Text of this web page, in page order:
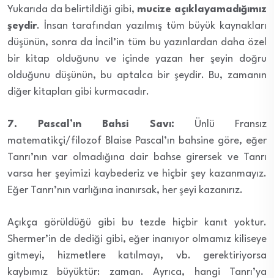
Yukarıda da belirtildiği gibi, mucize açıklayamadığımız
şeydir. İnsan tarafından yazılmış tüm büyük kaynakları
düşünün, sonra da İncil’in tüm bu yazınlardan daha özel
bir kitap olduğunu ve içinde yazan her şeyin doğru
olduğunu düşünün, bu aptalca bir şeydir. Bu, zamanın
diğer kitapları gibi kurmacadır.
7. Pascal’ın Bahsi Savı: Ünlü Fransız
matematikçi/filozof Blaise Pascal’ın bahsine göre, eğer
Tanrı’nın var olmadığına dair bahse girersek ve Tanrı
varsa her şeyimizi kaybederiz ve hiçbir şey kazanmayız.
Eğer Tanrı’nın varlığına inanırsak, her şeyi kazanırız.
Açıkça görüldüğü gibi bu tezde hiçbir kanıt yoktur.
Shermer’in de dediği gibi, eğer inanıyor olmamız kiliseye
gitmeyi, hizmetlere katılmayı, vb. gerektiriyorsa
kaybımız büyüktür: zaman. Ayrıca, hangi Tanrı’ya